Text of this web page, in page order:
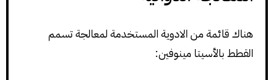
هناك قائمة من الادوية المستخدمة لمعالجة تسمم
القطط بالأسيتا مينوفين: